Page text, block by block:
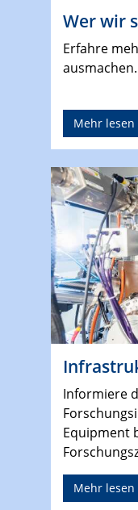
Wer wir
Erfahre
ausmachen.
Mehr lesen
Informiere
Equipment
Mehr lesen